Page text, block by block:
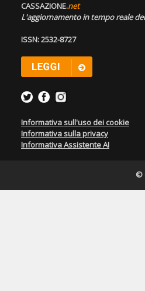
CASSAZIONE.net
L'aggiornamento in tempo reale
ISSN: 2532-8727
Informativa sull'uso dei cookie
Informativa sulla privacy
Informativa Assistente AI
©